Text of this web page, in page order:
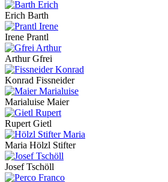
Erich Barth
Irene Prantl
Arthur Gfrei
Konrad Fissneider
Marialuise Maier
Rupert Gietl
Maria Hölzl Stifter
Josef Tschöll